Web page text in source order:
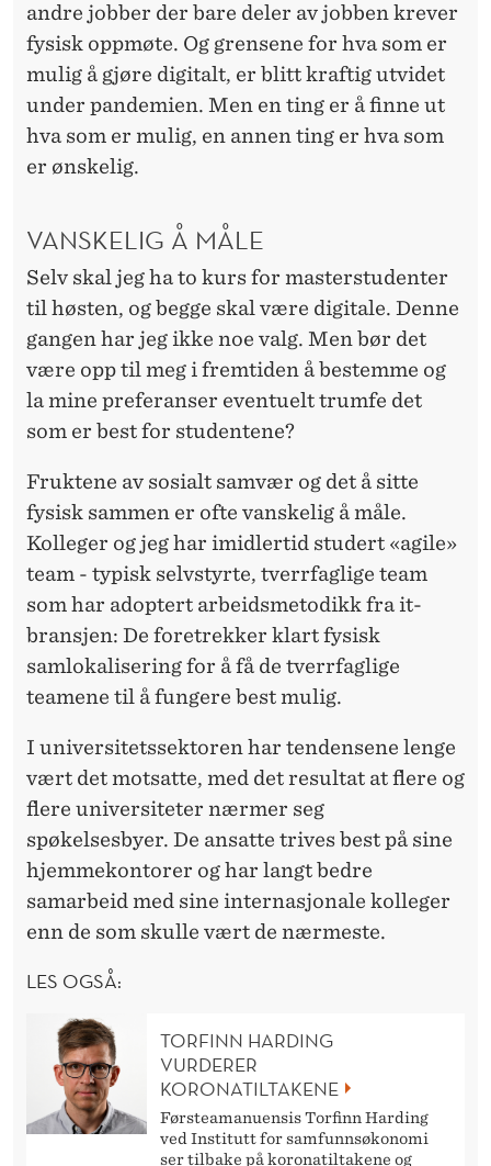
andre jobber der bare deler av jobben krever
fysisk oppmøte. Og grensene for hva som er
mulig å gjøre digitalt, er blitt kraftig utvidet
under pandemien. Men en ting er å finne ut
hva som er mulig, en annen ting er hva som
er ønskelig.
VANSKELIG Å MÅLE
Selv skal jeg ha to kurs for masterstudenter
til høsten, og begge skal være digitale. Denne
gangen har jeg ikke noe valg. Men bør det
være opp til meg i fremtiden å bestemme og
la mine preferanser eventuelt trumfe det
som er best for studentene?
Fruktene av sosialt samvær og det å sitte
fysisk sammen er ofte vanskelig å måle.
Kolleger og jeg har imidlertid studert «agile»
team - typisk selvstyrte, tverrfaglige team
som har adoptert arbeidsmetodikk fra it-
bransjen: De foretrekker klart fysisk
samlokalisering for å få de tverrfaglige
teamene til å fungere best mulig.
I universitetssektoren har tendensene lenge
vært det motsatte, med det resultat at flere og
flere universiteter nærmer seg
spøkelsesbyer. De ansatte trives best på sine
hjemmekontorer og har langt bedre
samarbeid med sine internasjonale kolleger
enn de som skulle vært de nærmeste.
LES OGSÅ:
TORFINN HARDING
VURDERER
KORONATILTAKENE
Førsteamanuensis Torfinn Harding
ved Institutt for samfunnsøkonomi
ser tilbake på koronatiltakene og